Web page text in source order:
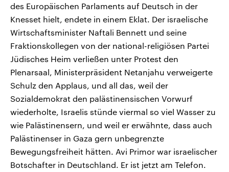
des Europäischen Parlaments auf Deutsch in der
Knesset hielt, endete in einem Eklat. Der israelische
Wirtschaftsminister Naftali Bennett und seine
Fraktionskollegen von der national-religiösen Partei
Jüdisches Heim verließen unter Protest den
Plenarsaal, Ministerpräsident Netanjahu verweigerte
Schulz den Applaus, und all das, weil der
Sozialdemokrat den palästinensischen Vorwurf
wiederholte, Israelis stünde viermal so viel Wasser zu
wie Palästinensern, und weil er erwähnte, dass auch
Palästinenser in Gaza gern unbegrenzte
Bewegungsfreiheit hätten. Avi Primor war israelischer
Botschafter in Deutschland. Er ist jetzt am Telefon.